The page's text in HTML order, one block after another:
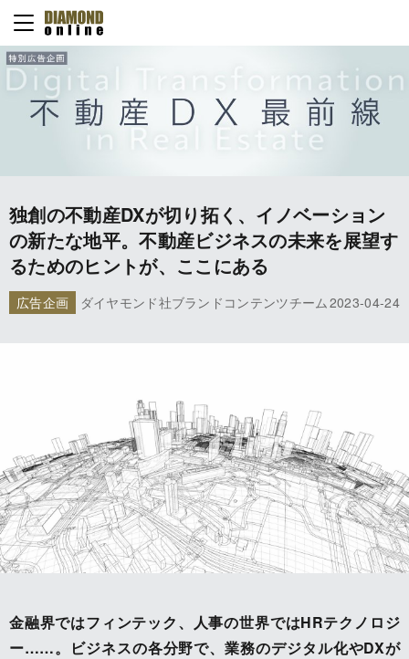
独創の不動産DXが切り拓く、イノベーション
の新たな地平。不動産ビジネスの未来を展望す
るためのヒントが、ここにある
広告企画 ダイヤモンド社ブランドコンテンツチーム2023-04-24
金融界ではフィンテック、人事の世界ではHRテクノロジ
ー……。ビジネスの各分野で、業務のデジタル化やDXが